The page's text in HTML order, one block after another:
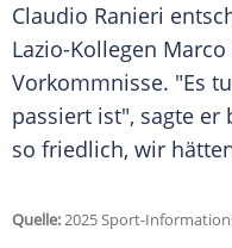
Claudio Ranieri
Lazio-Kollegen
Vorkommnisse. "Es
passiert ist", sagte er
so friedlich, wir
Quelle:2025 Sport-